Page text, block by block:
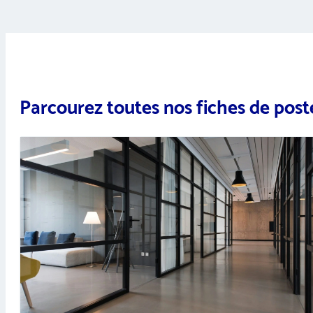
Parcourez toutes nos fiches de